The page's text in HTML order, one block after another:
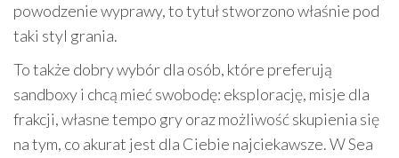
powodzenie wyprawy, to tytuł stworzono właśnie pod
taki styl grania.
To także dobry wybór dla osób, które preferują
sandboxy i chcą mieć swobodę: eksplorację, misje dla
frakcji, własne tempo gry oraz możliwość skupienia się
na tym, co akurat jest dla Ciebie najciekawsze. W Sea